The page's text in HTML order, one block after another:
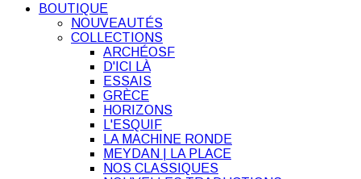
BOUTIQUE
NOUVEAUTÉS
COLLECTIONS
ARCHÉOSF
D'ICI LÀ
ESSAIS
GRÈCE
HORIZONS
L'ESQUIF
LA MACHINE RONDE
MEYDAN | LA PLACE
NOS CLASSIQUES